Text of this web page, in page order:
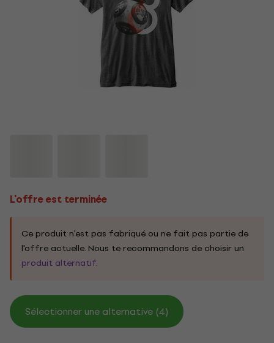
L'offre est terminée
Ce produit n'est pas fabriqué ou ne fait pas partie de
l'offre actuelle. Nous te recommandons de choisir un
produit alternatif.
Sélectionner une alternative (4)